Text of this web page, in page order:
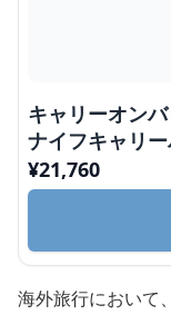
キャリーオン
ナイフキャリ
¥21,760
海外旅行において